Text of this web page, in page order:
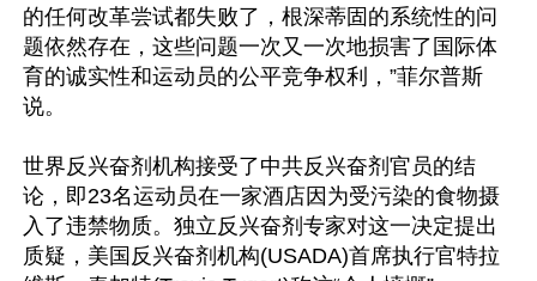
的任何改革尝试都失败了，根深蒂固的系统性的问
题依然存在，这些问题一次又一次地损害了国际体
育的诚实性和运动员的公平竞争权利，”菲尔普斯
说。
世界反兴奋剂机构接受了中共反兴奋剂官员的结
论，即23名运动员在一家酒店因为受污染的食物摄
入了违禁物质。独立反兴奋剂专家对这一决定提出
质疑，美国反兴奋剂机构(USADA)首席执行官特拉